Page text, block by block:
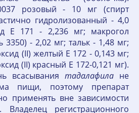
розовый - 10 мг (спирт
гидролизованный - 4,0
Е 171 - 2,236 мг; макрогол
3350) - 2,02 мг; тальк - 1,48 мг;
(II) желтый Е 172 - 0,143 мг;
(II) красный Е 172-0,121 мг).
всасывания тадалафила не
пищи, поэтому препарат
применять вне зависимости
регистрационного